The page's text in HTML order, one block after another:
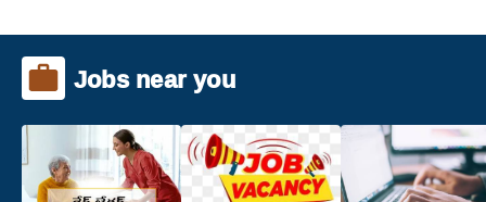
Jobs near you